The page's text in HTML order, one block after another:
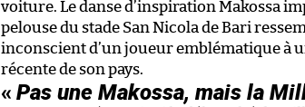
voiture. Le danse d’inspiration Makossa
pelouse du stade San Nicola de Bari
inconscient d’un joueur emblématique à
récente de son pays.
«Pas une Makossa, mais la